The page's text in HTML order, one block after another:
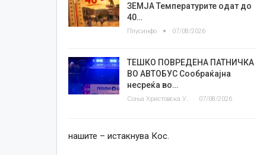
ЗЕМЈА Температурите одат до
40…
Плусинфо 07/08/2026
ТЕШКО ПОВРЕДЕНА ПАТНИЧКА
ВО АВТОБУС Сообраќајна
несреќа во…
Соња Христовска Угриновска 07/08/2026
нашите – истакнува Кос.